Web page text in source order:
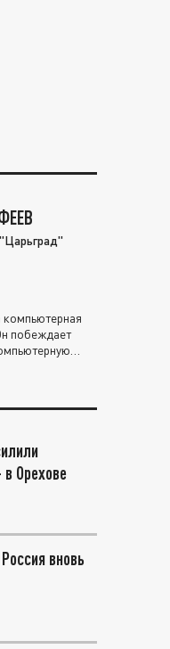
побеждает
Орехове
вновь